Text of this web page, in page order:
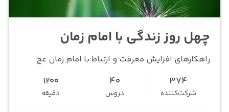
چهل روز زندگی با امام زمان
راهکارهای افزایش معرفت و ارتباط با امام زمان عج
374
شرکت‌کننده
40
دروس
1200
دقیقه